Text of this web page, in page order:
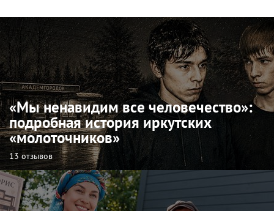
«Мы ненавидим все человечество»:
подробная история иркутских
«молоточников»
13 отзывов